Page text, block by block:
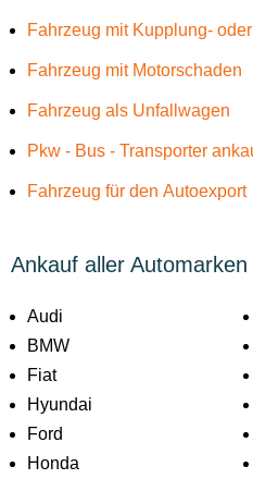
Fahrzeug mit Kupplung-
Fahrzeug mit Motorschaden
Fahrzeug als Unfallwagen
Pkw - Bus - Transporter
Fahrzeug für den Autoexport
Ankauf aller
Audi
BMW
Fiat
Hyundai
Ford
Honda